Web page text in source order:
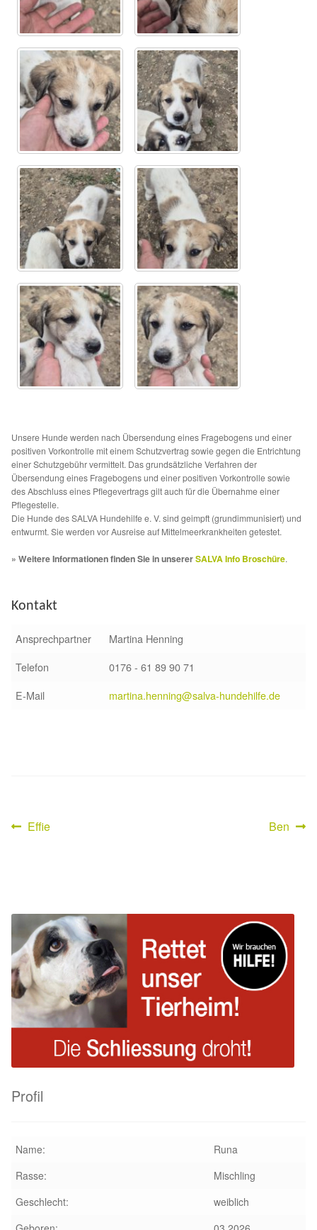
Glückliche Fellnasen
Regenbogenbrücke
Aktuelles
SALVA News
Reiseberichte
Kreativprojekte
Unsere Partnertierheime
Partnertierheim La Linea in Spanien
Aktion „Hilfe La Linea“
Updates „Hilfe La Linea“
Partnertierheim in Polen
Unsere Hunde werden nach Übersendung eines Fragebogens und einer
positiven Vorkontrolle mit einem Schutzvertrag sowie gegen die Entrichtung
einer Schutzgebühr vermittelt. Das grundsätzliche Verfahren der
Übersendung eines Fragebogens und einer positiven Vorkontrolle sowie
des Abschluss eines Pflegevertrags gilt auch für die Übernahme einer
Pflegestelle.
Die Hunde des SALVA Hundehilfe e. V. sind geimpft (grundimmunisiert) und
entwurmt. Sie werden vor Ausreise auf Mittelmeerkrankheiten getestet.
» Weitere Informationen finden Sie in unsererSALVA Info Broschüre.
Kontakt
Ansprechpartner
Martina Henning
Telefon
0176 - 61 89 90 71
E-Mail
martina.henning@salva-hundehilfe.de
Beitragsnavigation
Vorheriger
Effie
Nächster
Ben
Profil
Name:
Runa
Rasse:
Mischling
Geschlecht:
weiblich